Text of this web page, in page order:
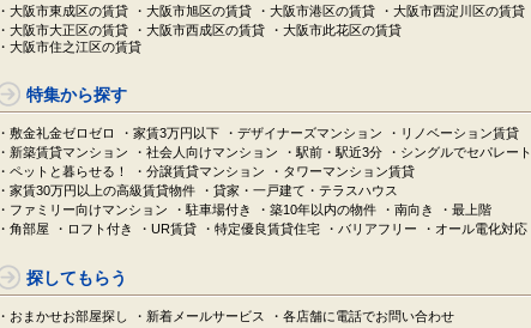
・大阪市東成区の賃貸
・大阪市旭区の賃貸 ・大阪市港区の賃貸
・大阪市西淀川区の賃貸
・大阪市大正区の賃貸
・大阪市西成区の賃貸
・大阪市此花区の賃貸
・大阪市住之江区の賃貸
特集から探す
・敷金礼金ゼロゼロ ・家賃3万円以下 ・デザイナーズマンション
・リノベーション賃貸
・新築賃貸マンション
・社会人向けマンション ・駅前・駅近3分
・シングルでセパレート
・ペットと暮らせる！
・分譲賃貸マンション
・タワーマンション賃貸
・家賃30万円以上の高級賃貸物件
・貸家・一戸建て・テラスハウス
・ファミリー向けマンション
・駐車場付き ・築10年以内の物件 ・南向き
・最上階
・角部屋
・ロフト付き ・UR賃貸 ・特定優良賃貸住宅 ・バリアフリー ・オール電化対応
探してもらう
・おまかせお部屋探し ・新着メールサービス ・各店舗に電話でお問い合わせ